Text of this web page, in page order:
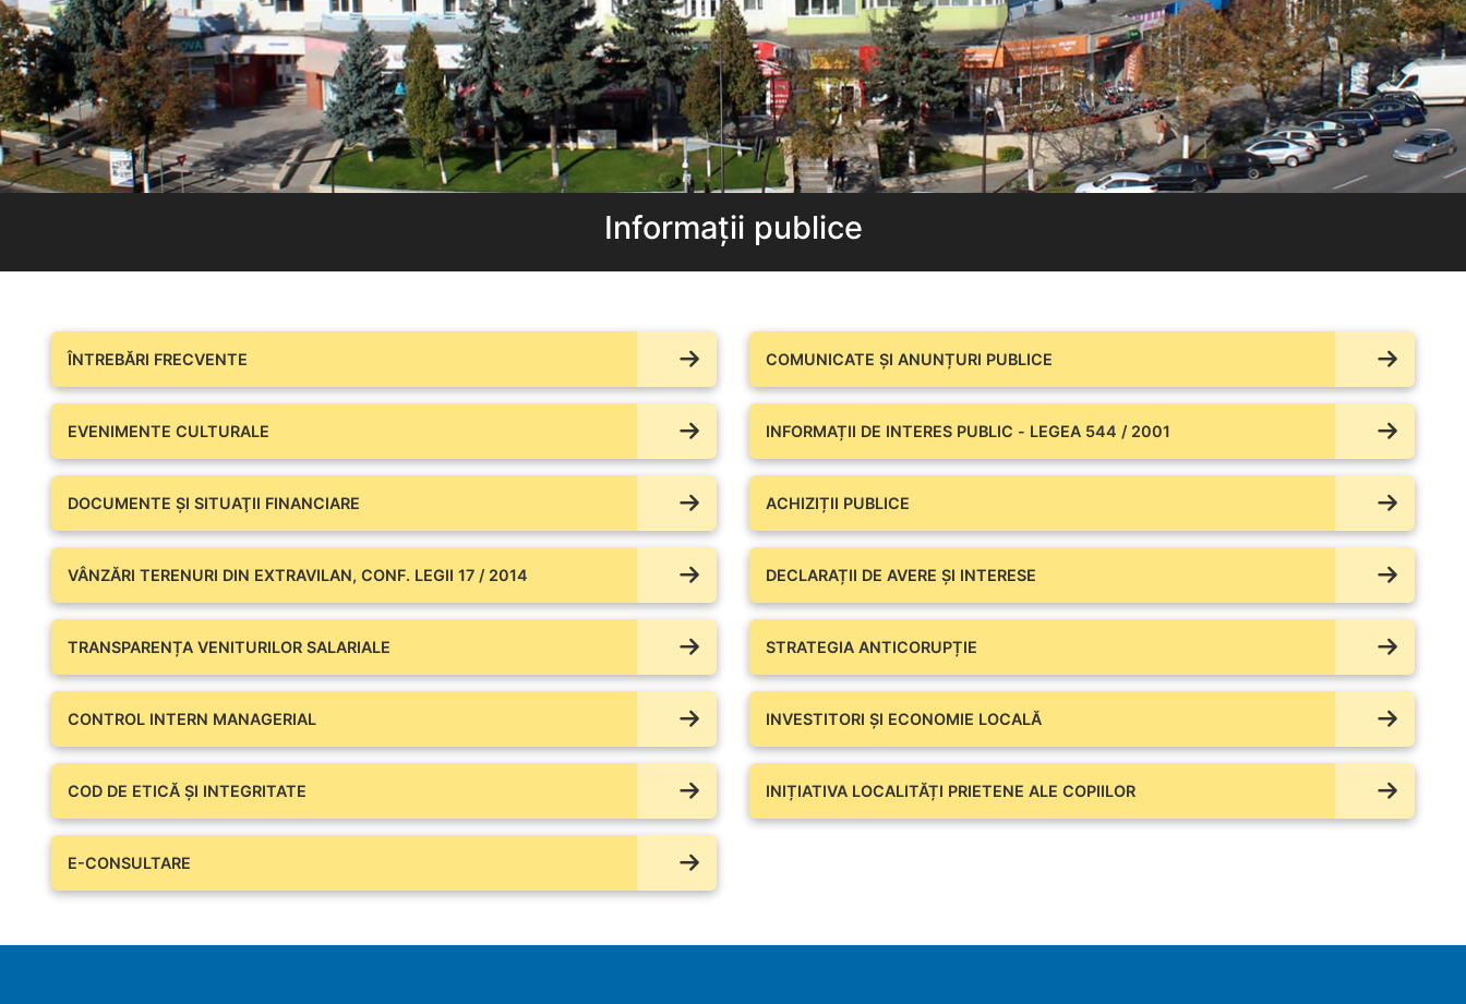
Informații publice
ÎNTREBĂRI FRECVENTE COMUNICATE ŞI ANUNȚURI PUBLICE
EVENIMENTE CULTURALE INFORMAȚII DE INTERES PUBLIC - LEGEA 544 / 2001
DOCUMENTE ŞI SITUAŢII FINANCIARE ACHIZIȚII PUBLICE
VÂNZĂRI TERENURI DIN EXTRAVILAN, CONF. LEGII 17 / 2014 DECLARAȚII DE AVERE ŞI INTERESE
TRANSPARENȚA VENITURILOR SALARIALE STRATEGIA ANTICORUPȚIE
CONTROL INTERN MANAGERIAL INVESTITORI ȘI ECONOMIE LOCALĂ
COD DE ETICĂ ȘI INTEGRITATE INIȚIATIVA LOCALITĂȚI PRIETENE ALE COPIILOR
E-CONSULTARE